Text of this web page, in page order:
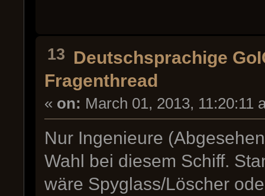
13 Deutschsprachige
Fragenthread
« on: March 01, 2013, 11:20:11
Nur Ingenieure
Wahl bei diesem Schiff.
wäre Spyglass/Löscher